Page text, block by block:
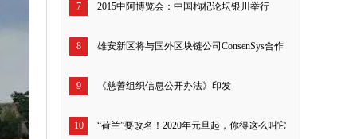
7 2015中阿博览会：中国枸杞论坛银川举行
8 雄安新区将与国外区块链公司ConsenSys合作
9 《慈善组织信息公开办法》印发
10 “荷兰”要改名！2020年元旦起，你得这么叫它